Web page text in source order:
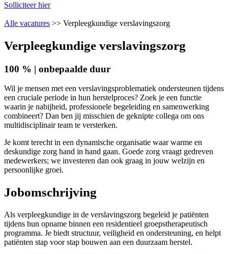
Solliciteer hier
Alle vacatures >> Verpleegkundige verslavingszorg
Verpleegkundige verslavingszorg
100 % | onbepaalde duur
Wil je mensen met een verslavingsproblematiek ondersteunen tijdens
een cruciale periode in hun herstelproces? Zoek je een functie
waarin je nabijheid, professionele begeleiding en samenwerking
combineert? Dan ben jij misschien de geknipte collega om ons
multidisciplinair team te versterken.
Je komt terecht in een dynamische organisatie waar warme en
deskundige zorg hand in hand gaan. Goede zorg vraagt gedreven
medewerkers; we investeren dan ook graag in jouw welzijn en
persoonlijke groei.
Jobomschrijving
Als verpleegkundige in de verslavingszorg begeleid je patiënten
tijdens hun opname binnen een residentieel groepstherapeutisch
programma. Je biedt structuur, veiligheid en ondersteuning, en helpt
patiënten stap voor stap bouwen aan een duurzaam herstel.